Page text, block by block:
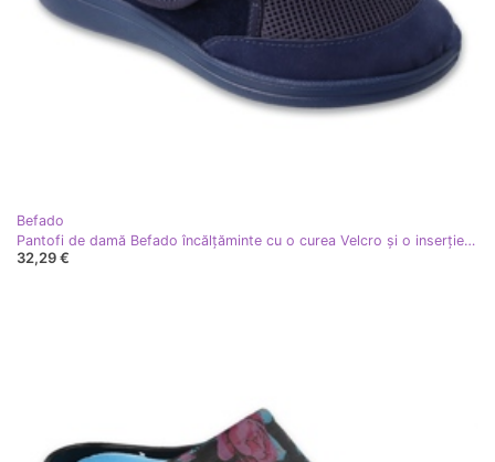
Befado
Pantofi de damă Befado încălțăminte cu o curea Velcro și o inserție PU înlocuibilă 087D001 albastru
32,29 €